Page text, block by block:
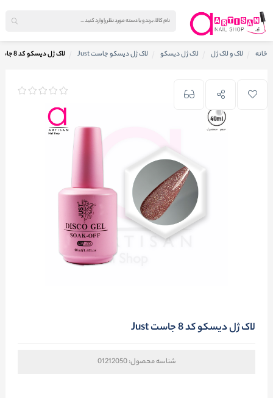
خانه لاک و لاک ژل لاک ژل دیسکو لاک ژل دیسکو جاست Just لاک ژل دیسکو کد 8 جاست Just
لاک ژل دیسکو کد 8 جاست Just
شناسه محصول:01212050